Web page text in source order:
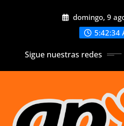
domingo, 9
5:42:35
Sigue nuestras redes